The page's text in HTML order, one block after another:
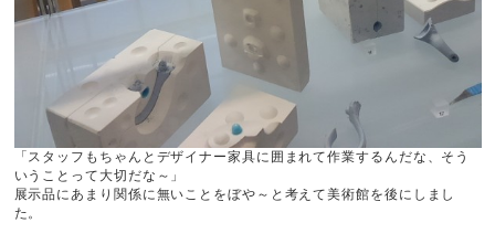
「スタッフもちゃんとデザイナー家具に囲まれて作業するんだな、そう
いうことって大切だな～」
展示品にあまり関係に無いことをぼや～と考えて美術館を後にしまし
た。